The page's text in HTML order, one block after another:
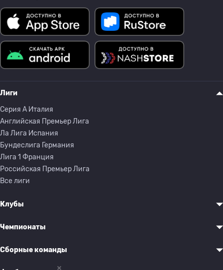
Лиги
Серия A Италия
Английская Премьер Лига
Ла Лига Испания
Бундеслига Германия
Лига 1 Франция
Российская Премьер Лига
Все лиги
Клубы
Чемпионаты
Сборные команды